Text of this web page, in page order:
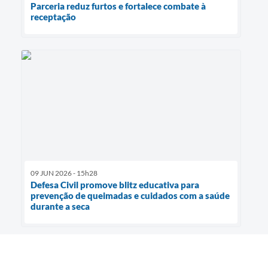
Parceria reduz furtos e fortalece combate à
receptação
09 JUN 2026 - 15h28
Defesa Civil promove blitz educativa para
prevenção de queimadas e cuidados com a saúde
durante a seca